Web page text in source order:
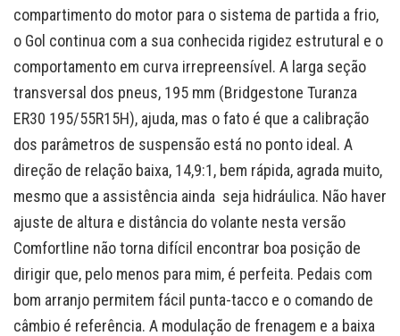
compartimento do motor para o sistema de partida a frio,
o Gol continua com a sua conhecida rigidez estrutural e o
comportamento em curva irrepreensível. A larga seção
transversal dos pneus, 195 mm (Bridgestone Turanza
ER30 195/55R15H), ajuda, mas o fato é que a calibração
dos parâmetros de suspensão está no ponto ideal. A
direção de relação baixa, 14,9:1, bem rápida, agrada muito,
mesmo que a assistência ainda seja hidráulica. Não haver
ajuste de altura e distância do volante nesta versão
Comfortline não torna difícil encontrar boa posição de
dirigir que, pelo menos para mim, é perfeita. Pedais com
bom arranjo permitem fácil punta-tacco e o comando de
câmbio é referência. A modulação de frenagem e a baixa